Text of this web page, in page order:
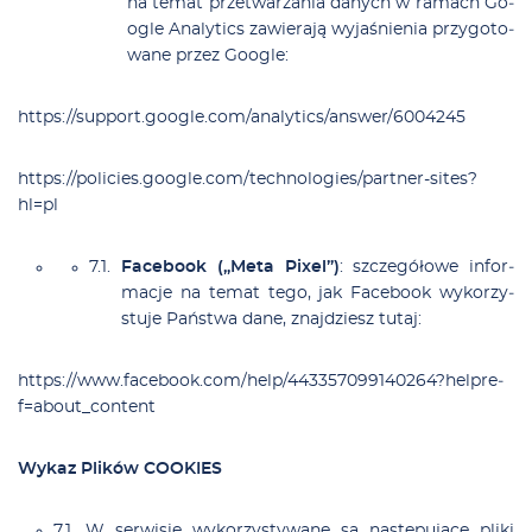
ogle Ana­ly­tics za­wie­ra­ją wy­ja­śnie­nia przy­go­to­
wa­ne przez Go­ogle:
https://sup­port.go­ogle.co­m/a­na­ly­tic­s/an­swe­r/6004245
https://po­li­cies.go­ogle.co­m/tech­no­lo­gie­s/part­ne­r-si­tes?
hl=pl
Fa­ce­bo­ok („Me­ta Pi­xe­l”): szcze­gó­ło­we in­for­
ma­cje na te­mat te­go, jak Fa­ce­bo­ok wy­ko­rzy­
stu­je Pań­stwa da­ne, znaj­dziesz tu­taj:
https://www.fa­ce­bo­ok.co­m/hel­p/443357099140264?hel­pre­
f=a­bo­ut_con­tent
Wy­kaz Pli­ków COOKIES